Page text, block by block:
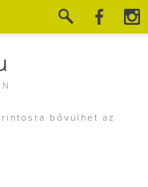
bővülhet az